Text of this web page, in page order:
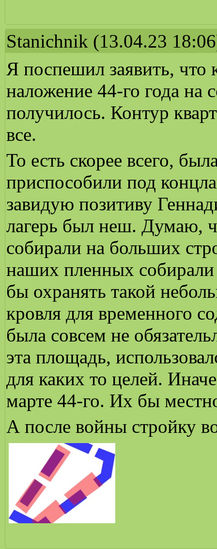
Stanichnik (13.04.23
Я поспешил заявить, что
наложение 44-го года на
получилось. Контур
все.
То есть скорее всего,
приспособили под
завидую позитиву
лагерь был неш. Думаю,
собирали на больших
наших пленных
бы охранять такой
кровля для временного
была совсем не
эта площадь,
для каких то целей.
марте 44-го. Их бы
А после войны стройку